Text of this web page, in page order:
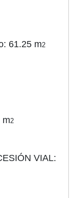
61.25 m2
m2
VIAL: